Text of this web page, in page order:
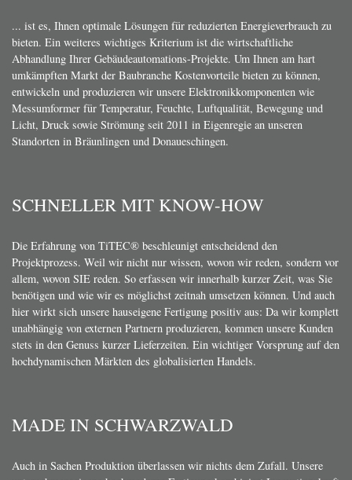
... ist es, Ihnen optimale Lösungen für reduzierten Energieverbrauch zu
bieten. Ein weiteres wichtiges Kriterium ist die wirtschaftliche
Abhandlung Ihrer Gebäudeautomations-Projekte. Um Ihnen am hart
umkämpften Markt der Baubranche Kostenvorteile bieten zu können,
entwickeln und produzieren wir unsere Elektronikkomponenten wie
Messumformer für Temperatur, Feuchte, Luftqualität, Bewegung und
Licht, Druck sowie Strömung seit 2011 in Eigenregie an unseren
Standorten in Bräunlingen und Donaueschingen.
SCHNELLER MIT KNOW-HOW
Die Erfahrung von TiTEC® beschleunigt entscheidend den
Projektprozess. Weil wir nicht nur wissen, wovon wir reden, sondern vor
allem, wovon SIE reden. So erfassen wir innerhalb kurzer Zeit, was Sie
benötigen und wie wir es möglichst zeitnah umsetzen können. Und auch
hier wirkt sich unsere hauseigene Fertigung positiv aus: Da wir komplett
unabhängig von externen Partnern produzieren, kommen unsere Kunden
stets in den Genuss kurzer Lieferzeiten. Ein wichtiger Vorsprung auf den
hochdynamischen Märkten des globalisierten Handels.
MADE IN SCHWARZWALD
Auch in Sachen Produktion überlassen wir nichts dem Zufall. Unsere